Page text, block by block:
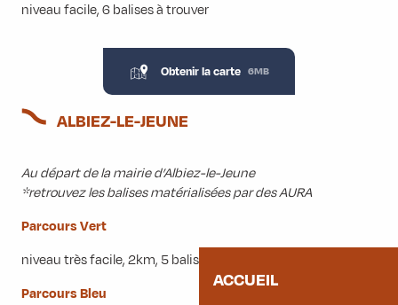
ACCUEIL
niveau facile, 6 balises à trouver
Obtenir la carte 6MB
ALBIEZ-LE-JEUNE
Au départ de la mairie d’Albiez-le-Jeune
*retrouvez les balises matérialisées par des AURA
Parcours Vert
niveau très facile, 2km, 5 balises, 1 heure
Parcours Bleu